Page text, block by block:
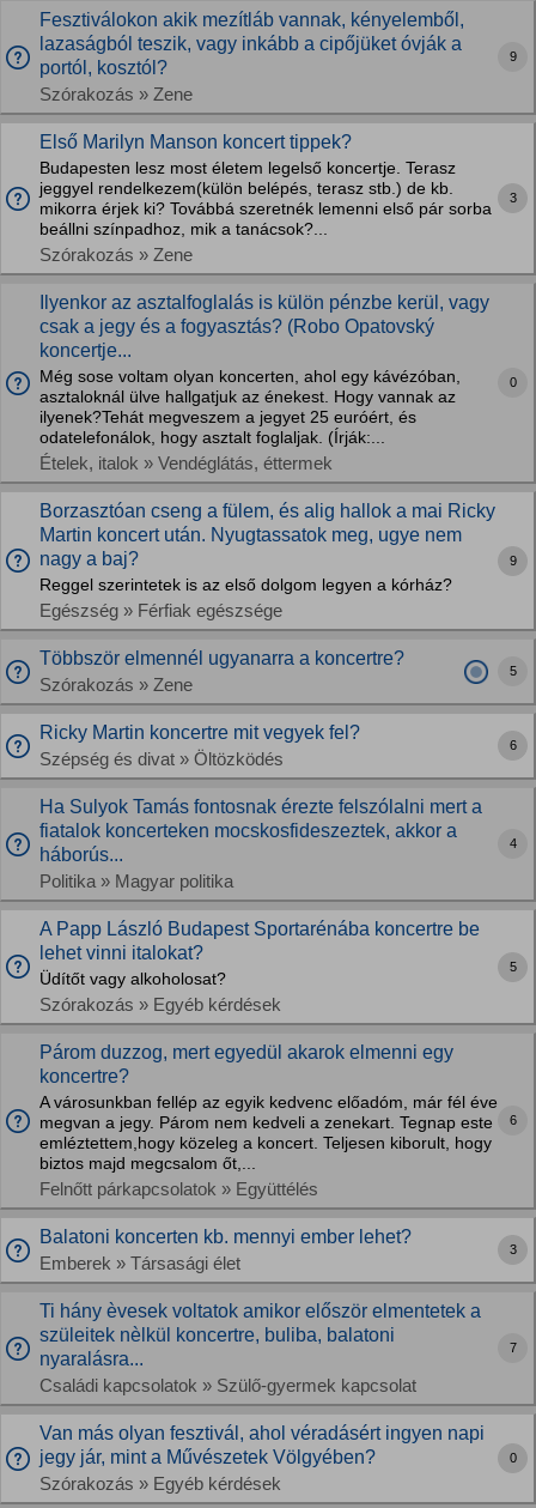
Fesztiválokon akik mezítláb vannak, kényelemből,
lazaságból teszik, vagy inkább a cipőjüket óvják a
portól, kosztól?
Szórakozás » Zene
9
Első Marilyn Manson koncert tippek?
Budapesten lesz most életem legelső koncertje. Terasz
jeggyel rendelkezem(külön belépés, terasz stb.) de kb.
mikorra érjek ki? Továbbá szeretnék lemenni első pár sorba
beállni színpadhoz, mik a tanácsok?...
Szórakozás » Zene
3
Ilyenkor az asztalfoglalás is külön pénzbe kerül, vagy
csak a jegy és a fogyasztás? (Robo Opatovský
koncertje...
Még sose voltam olyan koncerten, ahol egy kávézóban,
asztaloknál ülve hallgatjuk az énekest. Hogy vannak az
ilyenek?Tehát megveszem a jegyet 25 euróért, és
odatelefonálok, hogy asztalt foglaljak. (Írják:...
Ételek, italok » Vendéglátás, éttermek
0
Borzasztóan cseng a fülem, és alig hallok a mai Ricky
Martin koncert után. Nyugtassatok meg, ugye nem
nagy a baj?
Reggel szerintetek is az első dolgom legyen a kórház?
Egészség » Férfiak egészsége
9
Többször elmennél ugyanarra a koncertre?
Szórakozás » Zene
5
Ricky Martin koncertre mit vegyek fel?
Szépség és divat » Öltözködés
6
Ha Sulyok Tamás fontosnak érezte felszólalni mert a
fiatalok koncerteken mocskosfideszeztek, akkor a
háborús...
Politika » Magyar politika
4
A Papp László Budapest Sportarénába koncertre be
lehet vinni italokat?
Üdítőt vagy alkoholosat?
Szórakozás » Egyéb kérdések
5
Párom duzzog, mert egyedül akarok elmenni egy
koncertre?
A városunkban fellép az egyik kedvenc előadóm, már fél éve
megvan a jegy. Párom nem kedveli a zenekart. Tegnap este
emléztettem,hogy közeleg a koncert. Teljesen kiborult, hogy
biztos majd megcsalom őt,...
Felnőtt párkapcsolatok » Együttélés
6
Balatoni koncerten kb. mennyi ember lehet?
Emberek » Társasági élet
3
Ti hány èvesek voltatok amikor először elmentetek a
szüleitek nèlkül koncertre, buliba, balatoni
nyaralásra...
Családi kapcsolatok » Szülő-gyermek kapcsolat
7
Van más olyan fesztivál, ahol véradásért ingyen napi
jegy jár, mint a Művészetek Völgyében?
Szórakozás » Egyéb kérdések
0